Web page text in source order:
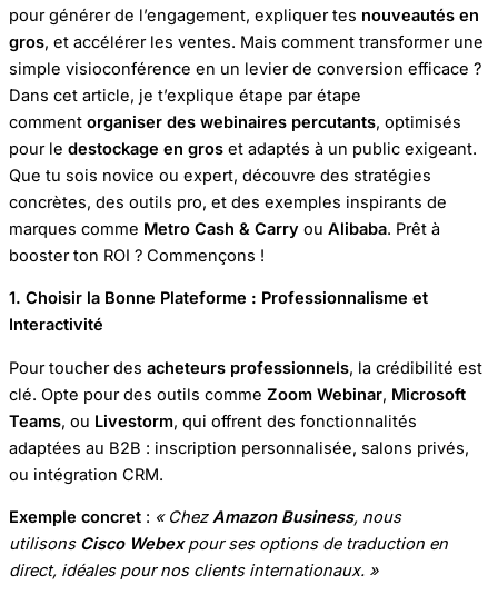
pour générer de l’engagement, expliquer tes nouveautés en
gros, et accélérer les ventes. Mais comment transformer une
simple visioconférence en un levier de conversion efficace ?
Dans cet article, je t’explique étape par étape
comment organiser des webinaires percutants, optimisés
pour le destockage en gros et adaptés à un public exigeant.
Que tu sois novice ou expert, découvre des stratégies
concrètes, des outils pro, et des exemples inspirants de
marques comme Metro Cash & Carry ou Alibaba. Prêt à
booster ton ROI ? Commençons !
1. Choisir la Bonne Plateforme : Professionnalisme et
Interactivité
Pour toucher des acheteurs professionnels, la crédibilité est
clé. Opte pour des outils comme Zoom Webinar, Microsoft
Teams, ou Livestorm, qui offrent des fonctionnalités
adaptées au B2B : inscription personnalisée, salons privés,
ou intégration CRM.
Exemple concret : « ChezAmazon Business, nous
utilisons Cisco Webexpour ses options de traduction en
direct, idéales pour nos clients internationaux. »